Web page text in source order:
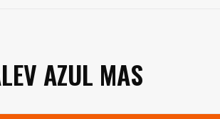
AZUL MAS